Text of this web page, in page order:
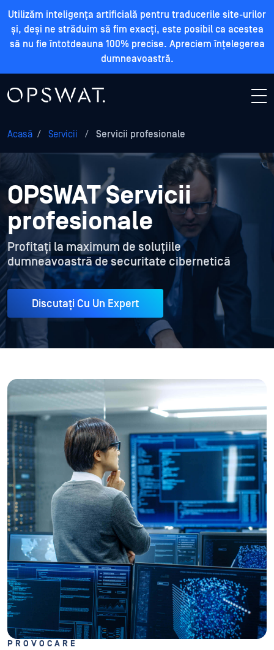
Utilizăm inteligența artificială pentru traducerile site-urilor
și, deși ne străduim să fim exacți, este posibil ca acestea
să nu fie întotdeauna 100% precise. Apreciem înțelegerea
dumneavoastră.
Acasă / Servicii / Servicii profesionale
OPSWAT Servicii
profesionale
Profitați la maximum de soluțiile
dumneavoastră de securitate cibernetică
Discutați Cu Un Expert
PROVOCARE